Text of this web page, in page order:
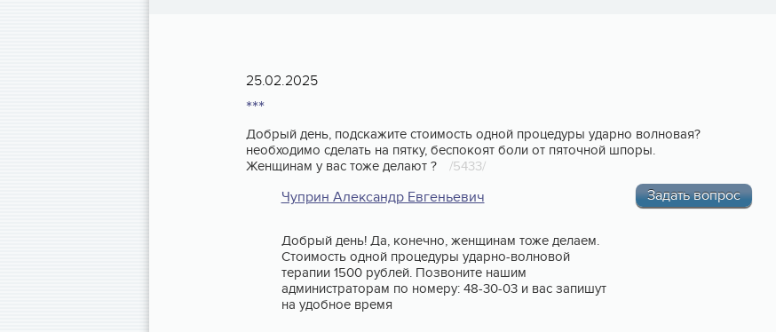
25.02.2025
***
Добрый день, подскажите стоимость одной процедуры ударно волновая?
необходимо сделать на пятку, беспокоят боли от пяточной шпоры.
Женщинам у вас тоже делают ?
/5433/
Задать вопрос
Чуприн Александр Евгеньевич
Добрый день! Да, конечно, женщинам тоже делаем.
Стоимость одной процедуры ударно-волновой
терапии 1500 рублей. Позвоните нашим
администраторам по номеру: 48-30-03 и вас запишут
на удобное время